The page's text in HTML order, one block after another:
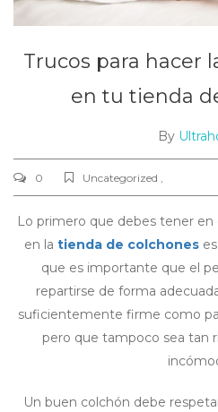
Trucos para hacer
en tu tienda
By
0 Uncategorized ,
Lo primero que debes tener
en la tienda de colchoneses
que es importante que el
repartirse de forma
suficientemente firme como
pero que tampoco sea tan
Un buen colchón debe